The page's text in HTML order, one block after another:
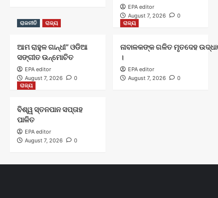
EPA editor
August 7, 2026
0
ରାଜନୀତି
ରାଜ୍ୟ
ଆମ ରାହୁଳ ଗାନ୍ଧୀ” ଓଡିଆ
ସଙ୍ଗୀତ ଉନ୍ମୋଚିତ
EPA editor
August 7, 2026
0
ରାଜ୍ୟ
ନାବାଳକଙ୍କ ଗଳିତ ମୃତଦେହ
।
EPA editor
August 7, 2026
0
ରାଜ୍ୟ
ବିଶ୍ୱ ସ୍ତନପାନ ସପ୍ତାହ
ପାଳିତ
EPA editor
August 7, 2026
0